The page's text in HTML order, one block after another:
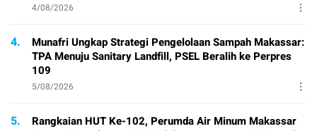
4/08/2026
4.
Munafri Ungkap Strategi Pengelolaan Sampah Makassar:
TPA Menuju Sanitary Landfill, PSEL Beralih ke Perpres
109
5/08/2026
5.
Rangkaian HUT Ke-102, Perumda Air Minum Makassar